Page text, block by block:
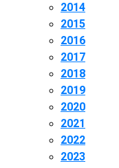
2014
2015
2016
2017
2018
2019
2020
2021
2022
2023